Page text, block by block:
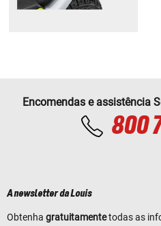
Encomendas e assistência
800
A newsletter da Louis
Obtenha gratuitamentetodas as